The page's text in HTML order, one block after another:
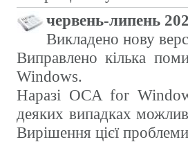
червень-липень
Викладено нову
Виправлено кілька
Windows.
Наразі OCA for
деяких випадках
Вирішення цієї